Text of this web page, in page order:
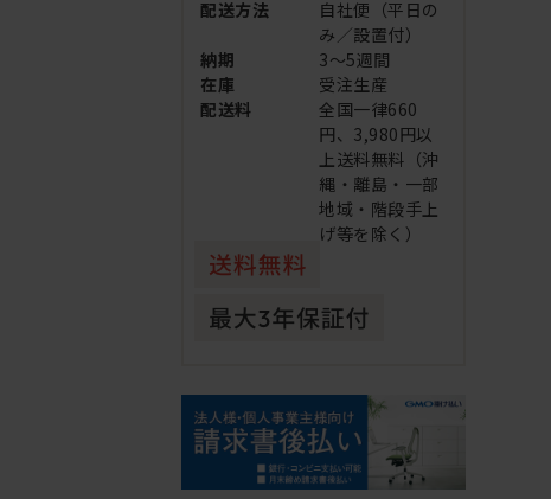
配送方法
自社便（平日の
み／設置付）
納期
3～5週間
在庫
受注生産
配送料
全国一律660
円、3,980円以
上送料無料（沖
縄・離島・一部
地域・階段手上
げ等を除く）